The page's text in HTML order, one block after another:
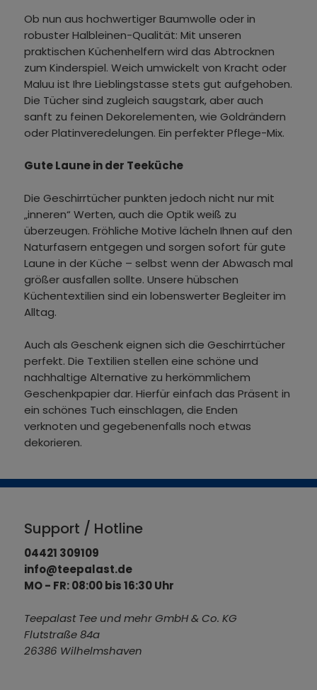
Ob nun aus hochwertiger Baumwolle oder in
robuster Halbleinen-Qualität: Mit unseren
praktischen Küchenhelfern wird das Abtrocknen
zum Kinderspiel. Weich umwickelt von Kracht oder
Maluu ist Ihre Lieblingstasse stets gut aufgehoben.
Die Tücher sind zugleich saugstark, aber auch
sanft zu feinen Dekorelementen, wie Goldrändern
oder Platinveredelungen. Ein perfekter Pflege-Mix.
Gute Laune in der Teeküche
Die Geschirrtücher punkten jedoch nicht nur mit
„inneren“ Werten, auch die Optik weiß zu
überzeugen. Fröhliche Motive lächeln Ihnen auf den
Naturfasern entgegen und sorgen sofort für gute
Laune in der Küche – selbst wenn der Abwasch mal
größer ausfallen sollte. Unsere hübschen
Küchentextilien sind ein lobenswerter Begleiter im
Alltag.
Auch als Geschenk eignen sich die Geschirrtücher
perfekt. Die Textilien stellen eine schöne und
nachhaltige Alternative zu herkömmlichem
Geschenkpapier dar. Hierfür einfach das Präsent in
ein schönes Tuch einschlagen, die Enden
verknoten und gegebenenfalls noch etwas
dekorieren.
Support / Hotline
04421 309109
info@teepalast.de
MO - FR: 08:00 bis 16:30 Uhr
Teepalast Tee und mehr GmbH & Co. KG
Flutstraße 84a
26386 Wilhelmshaven